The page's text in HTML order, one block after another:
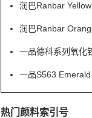
润巴Ranbar
润巴Ranbar
一品德科系列氧化
一品S563
热门颜料索引号